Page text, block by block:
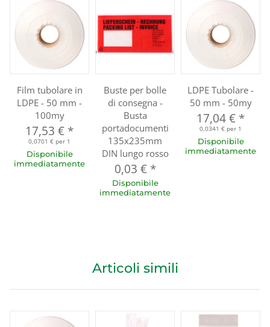
Film tubolare in
LDPE - 50 mm -
100my
17,53 € *
0,0701 € per 1
Disponibile
immediatamente
Buste per bolle
di consegna -
Busta
portadocumenti
135x235mm
DIN lungo rosso
0,03 € *
Disponibile
immediatamente
LDPE Tubolare -
50 mm - 50my
17,04 € *
0,0341 € per 1
Disponibile
immediatamente
Articoli simili